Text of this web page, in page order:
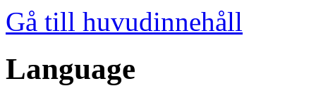
Gå till huvudinnehåll
Language